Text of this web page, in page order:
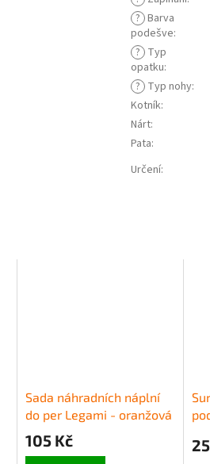
Sada náhradních náplní
do per Legami - oranžová
105 Kč
? Barva
podešve:
? Typ
opatku:
? Typ nohy:
Kotník:
Nárt:
Pata:
Určení: